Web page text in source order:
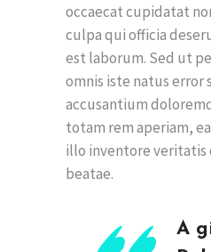
occaecat cupidatat
culpa qui officia
est laborum. Sed ut
omnis iste natus
accusantium
totam rem aperiam,
illo inventore veritatis
beatae.
A